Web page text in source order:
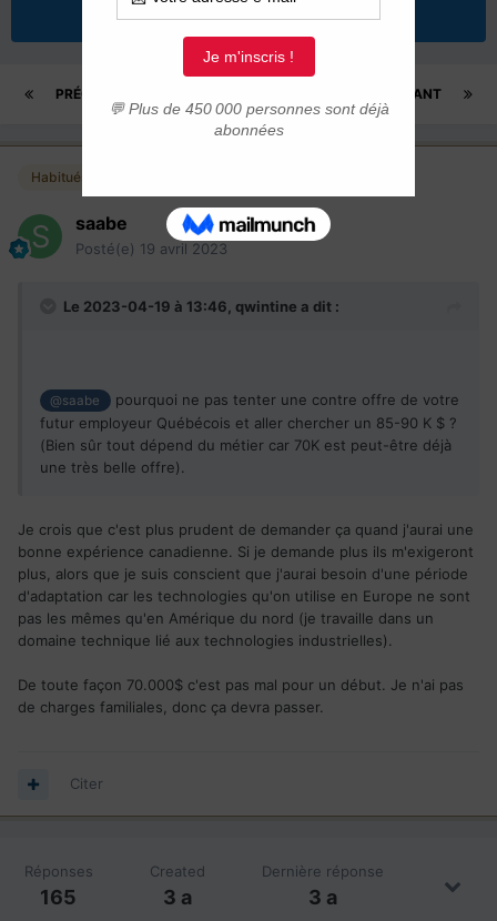
Répondre à ce sujet
PRÉCÉDENT SUIVANT
Habitués
saabe
Posté(e) 19 avril 2023
Le 2023-04-19 à 13:46, qwintine a dit :
@saabe
pourquoi ne pas tenter une contre offre de votre
futur employeur Québécois et aller chercher un 85-90 K $ ?
(Bien sûr tout dépend du métier car 70K est peut-être déjà
une très belle offre).
Je crois que c'est plus prudent de demander ça quand j'aurai une
bonne expérience canadienne. Si je demande plus ils m'exigeront
plus, alors que je suis conscient que j'aurai besoin d'une période
d'adaptation car les technologies qu'on utilise en Europe ne sont
pas les mêmes qu'en Amérique du nord (je travaille dans un
domaine technique lié aux technologies industrielles).
De toute façon 70.000$ c'est pas mal pour un début. Je n'ai pas
de charges familiales, donc ça devra passer.
Citer
Réponses
165
Created
3 a
Dernière réponse
3 a